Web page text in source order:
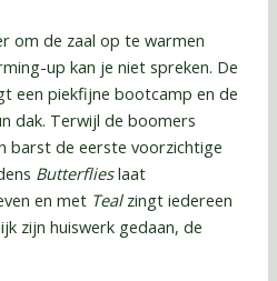
om de zaal op te warmen
up kan je niet spreken. De
een piekfijne bootcamp en de
dak. Terwijl de boomers
barst de eerste voorzichtige
Butterflieslaat
en met Teal zingt iedereen
zijn huiswerk gedaan, de